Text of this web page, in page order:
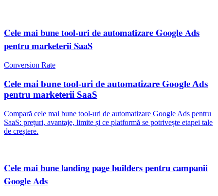
Cele mai bune tool-uri de automatizare Google Ads
pentru marketerii SaaS
Conversion Rate
Cele mai bune tool-uri de automatizare Google Ads
pentru marketerii SaaS
Compară cele mai bune tool-uri de automatizare Google Ads pentru
SaaS: prețuri, avantaje, limite și ce platformă se potrivește etapei tale
de creștere.
Cele mai bune landing page builders pentru campanii
Google Ads